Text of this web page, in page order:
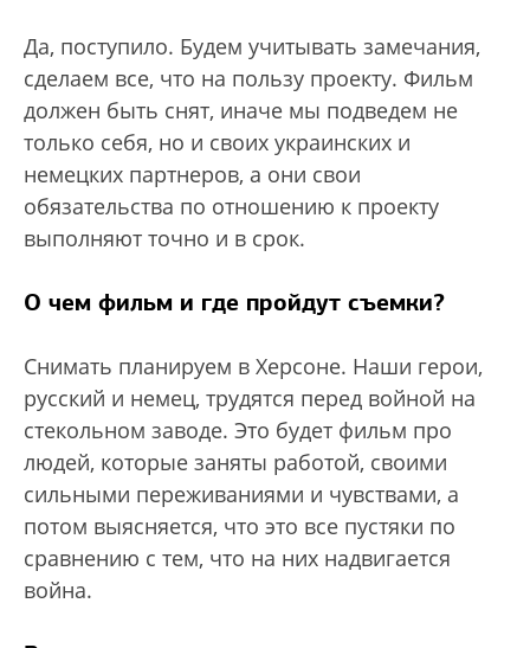
Да, поступило. Будем учитывать замечания,
сделаем все, что на пользу проекту. Фильм
должен быть снят, иначе мы подведем не
только себя, но и своих украинских и
немецких партнеров, а они свои
обязательства по отношению к проекту
выполняют точно и в срок.
О чем фильм и где пройдут съемки?
Снимать планируем в Херсоне. Наши герои,
русский и немец, трудятся перед войной на
стекольном заводе. Это будет фильм про
людей, которые заняты работой, своими
сильными переживаниями и чувствами, а
потом выясняется, что это все пустяки по
сравнению с тем, что на них надвигается
война.